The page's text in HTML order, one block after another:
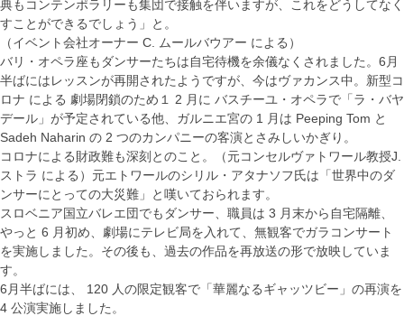
典もコンテンポラリーも集団で接触を伴いますが、これをどうしてなく
すことができるでしょう」と。
（イベント会社オーナー C. ムールバウアー による）
バリ・オペラ座もダンサーたちは自宅待機を余儀なくされました。6月
半ばにはレッスンが再開されたようですが、今はヴァカンス中。新型コ
ロナ による 劇場閉鎖のため１ 2 月に バスチーユ・オペラで「ラ・バヤ
デール」が予定されている他、ガルニエ宮の 1 月は Peeping Tom と
Sadeh Naharin の 2 つのカンパニーの客演とさみしいかぎり。
コロナによる財政難も深刻とのこと。（元コンセルヴァトワール教授J.
ストラ による）元エトワールのシリル・アタナソフ氏は「世界中のダ
ンサーにとっての大災難」と嘆いておられます。
スロベニア国立バレエ団でもダンサー、職員は 3 月末から自宅隔離、
やっと 6 月初め、劇場にテレビ局を入れて、無観客でガラコンサート
を実施しました。その後も、過去の作品を再放送の形で放映していま
す。
6月半ばには、 120 人の限定観客で「華麗なるギャッツビー」の再演を
4 公演実施しました。